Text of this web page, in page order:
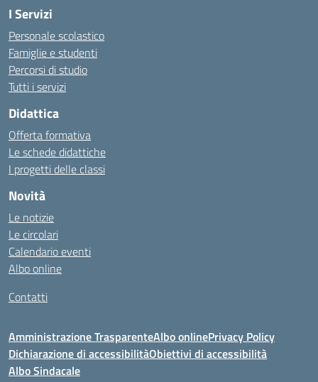
I Servizi
Personale scolastico
Famiglie e studenti
Percorsi di studio
Tutti i servizi
Didattica
Offerta formativa
Le schede didattiche
I progetti delle classi
Novità
Le notizie
Le circolari
Calendario eventi
Albo online
Contatti
Amministrazione TrasparenteAlbo onlinePrivacy Policy
Dichiarazione di accessibilitàObiettivi di accessibilità
Albo Sindacale